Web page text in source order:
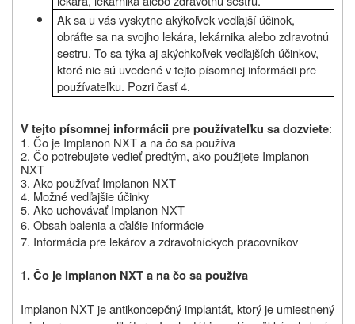
Ak sa u vás vyskytne akýkoľvek vedľajší účinok,
obráťte sa na svojho lekára, lekárnika alebo zdravotnú
sestru. To sa týka aj akýchkoľvek vedľajších účinkov,
ktoré nie sú uvedené v tejto písomnej informácii pre
používateľku. Pozri časť 4.
V tejto písomnej informácii pre používateľku sa dozviete:
1. Čo je Implanon NXT a na čo sa používa
2. Čo potrebujete vedieť predtým, ako použijete Implanon
NXT
3. Ako používať Implanon NXT
4. Možné vedľajšie účinky
5. Ako uchovávať Implanon NXT
6. Obsah balenia a ďalšie informácie
7. Informácia pre lekárov a zdravotníckych pracovníkov
1. Čo je Implanon NXT a na čo sa používa
Implanon NXT je antikoncepčný implantát, ktorý je umiestnený